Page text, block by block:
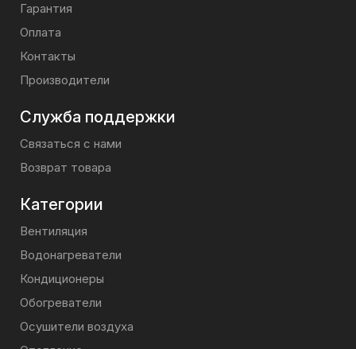
Гарантия
Оплата
Контакты
Производители
Служба поддержки
Связаться с нами
Возврат товара
Категории
Вентиляция
Водонагреватели
Кондиционеры
Обогреватели
Осушители воздуха